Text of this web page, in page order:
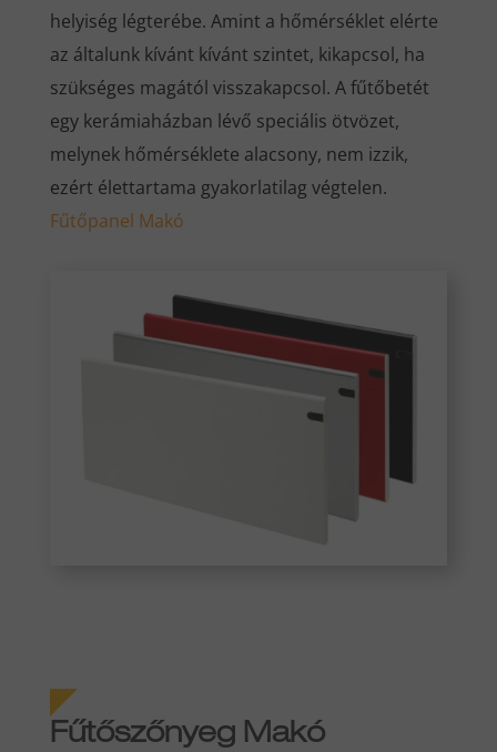
helyiség légterébe. Amint a hőmérséklet elérte
az általunk kívánt kívánt szintet, kikapcsol, ha
szükséges magától visszakapcsol. A fűtőbetét
egy kerámiaházban lévő speciális ötvözet,
melynek hőmérséklete alacsony, nem izzik,
ezért élettartama gyakorlatilag végtelen.
Fűtőpanel Makó
Fűtőszőnyeg Makó